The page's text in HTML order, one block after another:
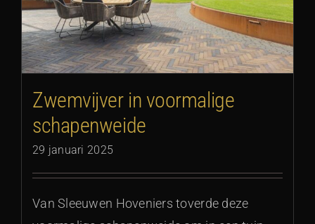
Zwemvijver in voormalige
schapenweide
29 januari 2025
Van Sleeuwen Hoveniers toverde deze